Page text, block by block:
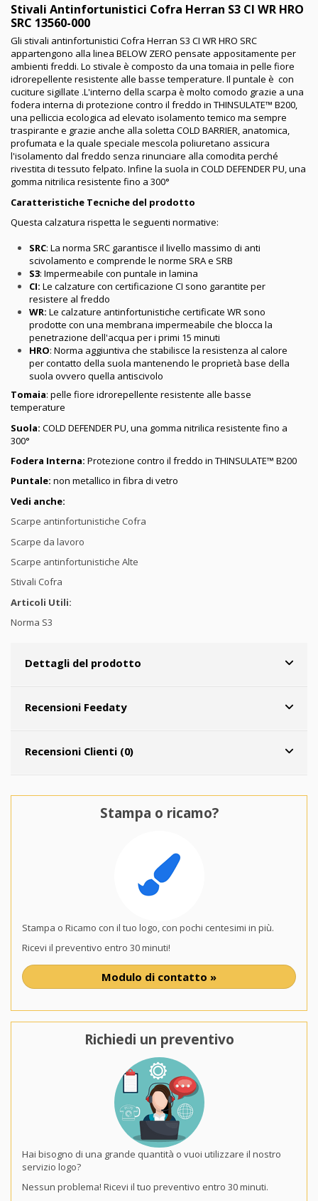
Stivali Antinfortunistici Cofra Herran S3 CI WR HRO
SRC 13560-000
Gli stivali antinfortunistici Cofra Herran S3 CI WR HRO SRC
appartengono alla linea BELOW ZERO pensate appositamente per
ambienti freddi. Lo stivale è composto da una tomaia in pelle fiore
idrorepellente resistente alle basse temperature. Il puntale è con
cuciture sigillate .L'interno della scarpa è molto comodo grazie a una
fodera interna di protezione contro il freddo in THINSULATE™ B200,
una pelliccia ecologica ad elevato isolamento temico ma sempre
traspirante e grazie anche alla soletta COLD BARRIER, anatomica,
profumata e la quale speciale mescola poliuretano assicura
l'isolamento dal freddo senza rinunciare alla comodita perché
rivestita di tessuto felpato. Infine la suola in COLD DEFENDER PU, una
gomma nitrilica resistente fino a 300°
Caratteristiche Tecniche del prodotto
Questa calzatura rispetta le seguenti normative:
SRC: La norma SRC garantisce il livello massimo di anti
scivolamento e comprende le norme SRA e SRB
S3: Impermeabile con puntale in lamina
CI: Le calzature con certificazione CI sono garantite per
resistere al freddo
WR: Le calzature antinfortunistiche certificate WR sono
prodotte con una membrana impermeabile che blocca la
penetrazione dell'acqua per i primi 15 minuti
HRO: Norma aggiuntiva che stabilisce la resistenza al calore
per contatto della suola mantenendo le proprietà base della
suola ovvero quella antiscivolo
Tomaia: pelle fiore idrorepellente resistente alle basse
temperature
Suola: COLD DEFENDER PU, una gomma nitrilica resistente fino a
300°
Fodera Interna: Protezione contro il freddo in THINSULATE™ B200
Puntale: non metallico in fibra di vetro
Vedi anche:
Scarpe antinfortunistiche Cofra
Scarpe da lavoro
Scarpe antinfortunistiche Alte
Stivali Cofra
Articoli Utili:
Norma S3
Dettagli del prodotto
Recensioni Feedaty
Recensioni Clienti (0)
Stampa o ricamo?
Stampa o Ricamo con il tuo logo, con pochi centesimi in più.
Ricevi il preventivo entro 30 minuti!
Modulo di contatto »
Richiedi un preventivo
Hai bisogno di una grande quantità o vuoi utilizzare il nostro
servizio logo?
Nessun problema! Ricevi il tuo preventivo entro 30 minuti.